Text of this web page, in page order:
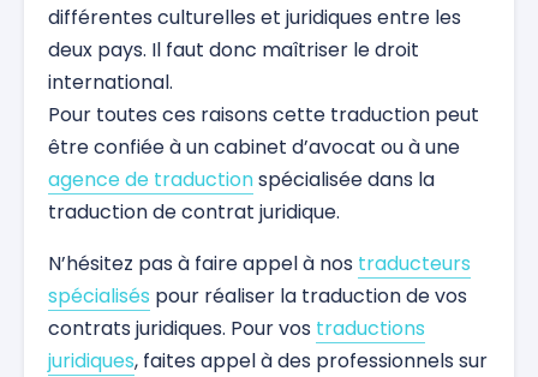
différentes culturelles et juridiques entre les
deux pays. Il faut donc maîtriser le droit
international.
Pour toutes ces raisons cette traduction peut
être confiée à un cabinet d’avocat ou à une
agence de traductionspécialisée dans la
traduction de contrat juridique.
N’hésitez pas à faire appel à nos traducteurs
spécialisés pour réaliser la traduction de vos
contrats juridiques. Pour vos traductions
juridiques, faites appel à des professionnels sur